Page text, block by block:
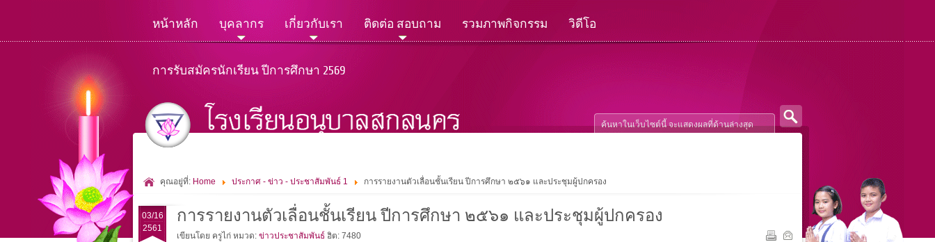
หน้าหลัก บุคลากร เกี่ยวกับเรา ติดต่อ สอบถาม รวมภาพกิจกรรม วิดีโอ
การรับสมัครนักเรียน ปีการศึกษา 2569
คุณอยู่ที่: Home ประกาศ - ข่าว - ประชาสัมพันธ์ 1 การรายงานตัวเลื่อนชั้นเรียน ปีการศึกษา ๒๕๖๑ และประชุมผู้ปกครอง
03/16
2561
การรายงานตัวเลื่อนชั้นเรียน ปีการศึกษา ๒๕๖๑ และประชุมผู้ปกครอง
เขียนโดย ครูไก่ หมวด: ข่าวประชาสัมพันธ์ ฮิต: 7480